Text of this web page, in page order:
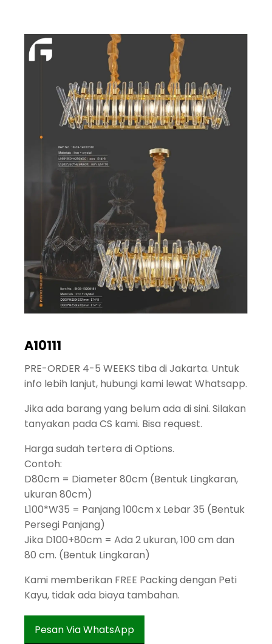
A10111
PRE-ORDER 4-5 WEEKS tiba di Jakarta. Untuk
info lebih lanjut, hubungi kami lewat Whatsapp.
Jika ada barang yang belum ada di sini. Silakan
tanyakan pada CS kami. Bisa request.
Harga sudah tertera di Options.
Contoh:
D80cm = Diameter 80cm (Bentuk Lingkaran,
ukuran 80cm)
L100*W35 = Panjang 100cm x Lebar 35 (Bentuk
Persegi Panjang)
Jika D100+80cm = Ada 2 ukuran, 100 cm dan
80 cm. (Bentuk Lingkaran)
Kami memberikan FREE Packing dengan Peti
Kayu, tidak ada biaya tambahan.
Pesan Via WhatsApp